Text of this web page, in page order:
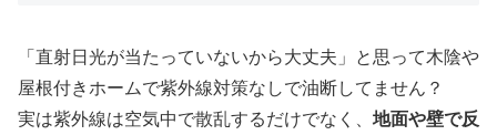
「直射日光が当たっていないから大丈夫」と思って木陰や
屋根付きホームで紫外線対策なしで油断してません？
実は紫外線は空気中で散乱するだけでなく、 地面や壁で反